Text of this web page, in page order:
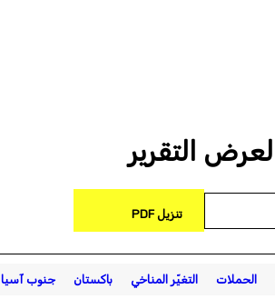
التقرير
تنزيل PDF
الحملات التغيّر المناخي باكستان جنوب آسيا